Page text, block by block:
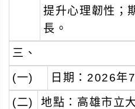
提升心理韌性；
長。
三、
(一)
日期：2026年
(二)
地點：高雄市立